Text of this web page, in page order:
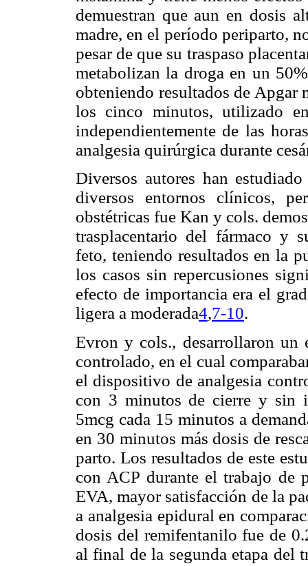
demuestran que aun en dosis
madre, en el período periparto,
pesar de que su traspaso
metabolizan la droga en un
obteniendo resultados de
los cinco minutos, utilizado
independientemente de las
analgesia quirúrgica durante
Diversos autores han
diversos entornos clínicos,
obstétricas fue Kan y cols.
trasplacentario del fármaco y
feto, teniendo resultados en la
los casos sin repercusiones
efecto de importancia era el
ligera a moderada4,7-10.
Evron y cols., desarrollaron un
controlado, en el cual
el dispositivo de analgesia
con 3 minutos de cierre y sin
5mcg cada 15 minutos a
en 30 minutos más dosis de
parto. Los resultados de este
con ACP durante el trabajo de
EVA, mayor satisfacción de la
a analgesia epidural en
dosis del remifentanilo fue de
al final de la segunda etapa del